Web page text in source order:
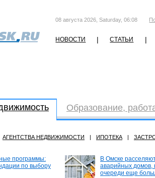
08 августа 2026, Saturday, 06:08
НОВОСТИ | СТАТЬИ |
Образование,
АГЕНТСТВА НЕДВИЖИМОСТИ | ИПОТЕКА |
программы:
по выбору
В Омске
аварийных домов,
очереди еще